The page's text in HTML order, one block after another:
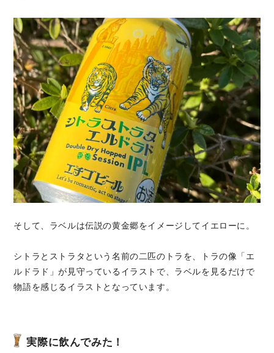
そして、ラベルは伝説の黄金郷をイメージしてイエローに。
シトラとストラタという名前の二匹のトラを、トラの像「エ
ルドラド」が見守っているイラストで、ラベルを見るだけで
物語を感じるイラストとなっています。
実際に飲んでみた！